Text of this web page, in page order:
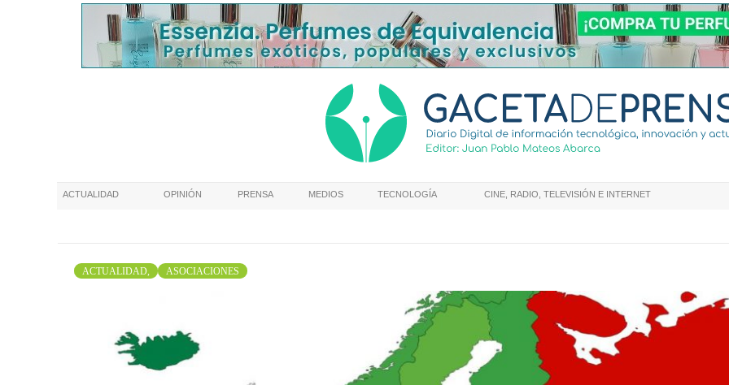
ACTUALIDAD OPINIÓN PRENSA MEDIOS TECNOLOGÍA CINE, RADIO, TELEVISIÓN E INTERNET
ACTUALIDAD, ASOCIACIONES